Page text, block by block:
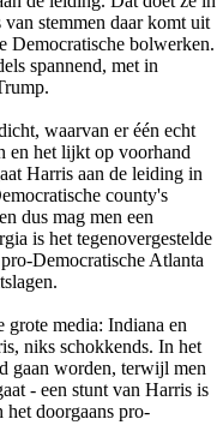
stemmen daar komt uit
Democratische bolwerken.
spannend, met in
waarvan er één echt
en het lijkt op voorhand
Harris aan de leiding in
county's
dus mag men een
is het tegenovergestelde
Democratische Atlanta
grote media: Indiana en
niks schokkends. In het
gaan worden, terwijl men
- een stunt van Harris is
het doorgaans pro-